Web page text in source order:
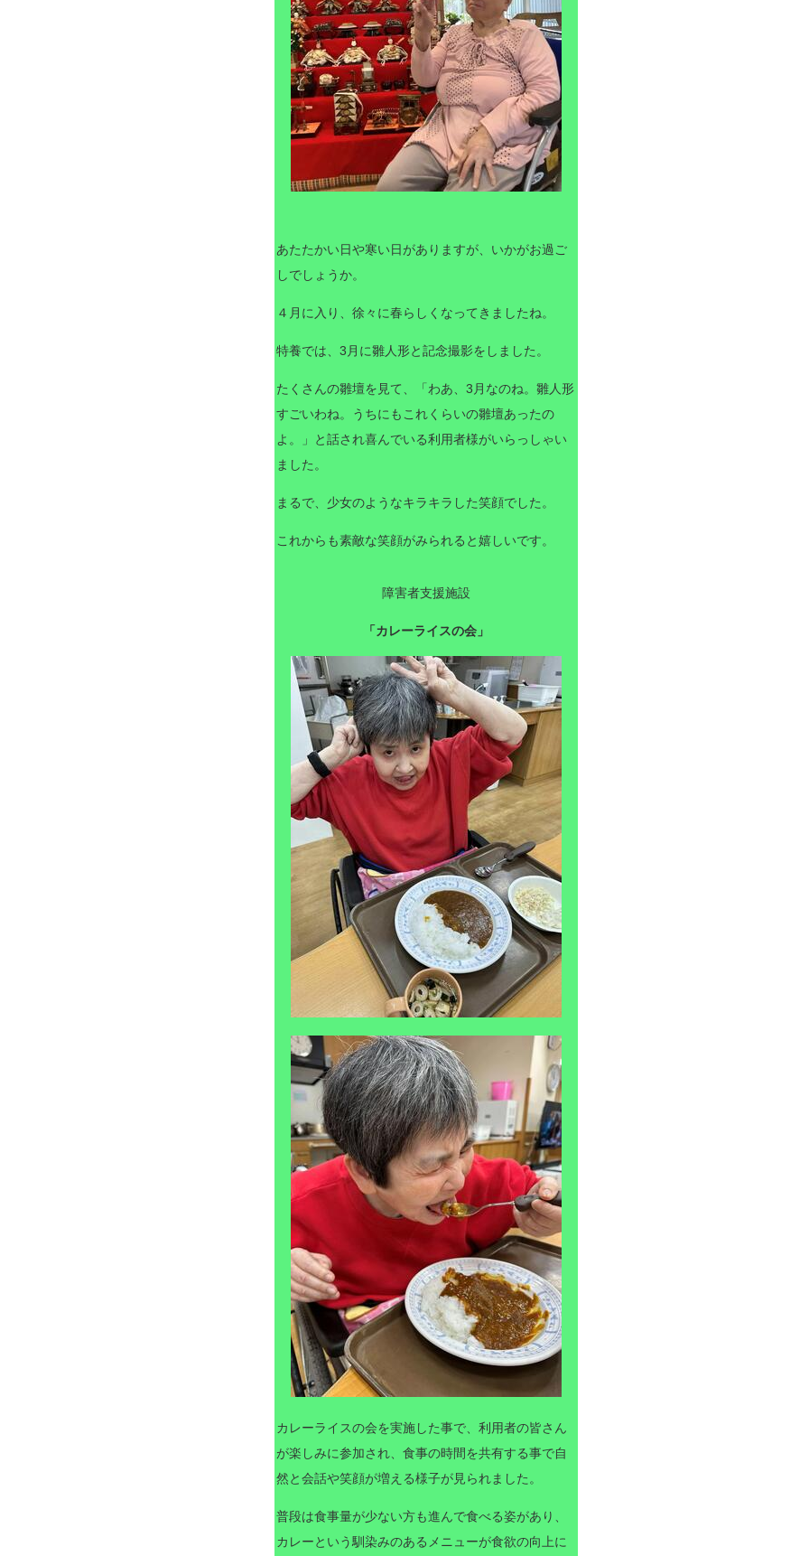
あたたかい日や寒い日がありますが、いかがお過ご
しでしょうか。
４月に入り、徐々に春らしくなってきましたね。
特養では、3月に雛人形と記念撮影をしました。
たくさんの雛壇を見て、「わあ、 3 月なのね。雛人形
すごいわね。うちにもこれくらいの雛壇あったの
よ。」と話され喜んでいる利用者様がいらっしゃい
ました。
まるで、少女のようなキラキラした笑顔でした。
これからも素敵な笑顔がみられると嬉しいです。
障害者支援施設
「カレーライスの会」
カレーライスの会を実施した事で、利用者の皆さん
が楽しみに参加され、食事の時間を共有する事で自
然と会話や笑顔が増える様子が見られました。
普段は食事量が少ない方も進んで食べる姿があり、
カレーという馴染みのあるメニューが食欲の向上に